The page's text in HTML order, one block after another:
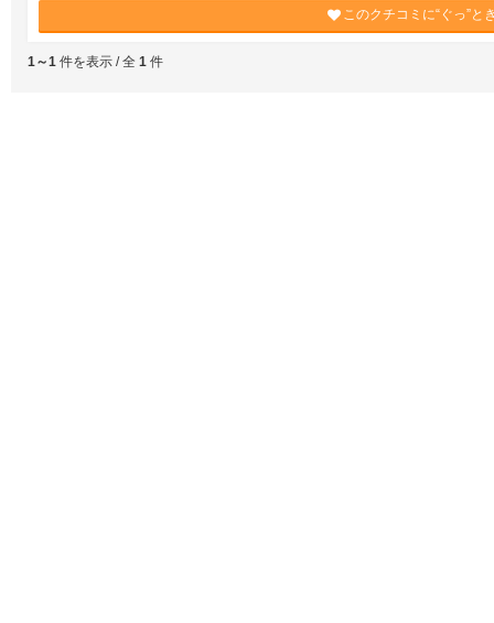
このクチコミに“ぐっ”と
1～1 件を表示 / 全 1 件